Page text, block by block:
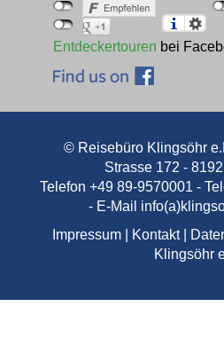
Entdeckertouren bei
© Reisebüro Klingsöhr
Strasse 172 -
Telefon +49 89-9570001 -
- E-Mail
Impressum| Kontakt|
Klingsöhr